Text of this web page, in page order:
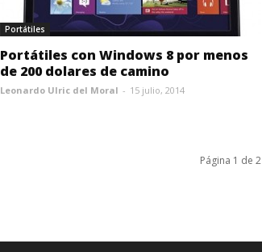
Portátiles
Portátiles con Windows 8 por menos
de 200 dolares de camino
Leonardo Ulric del Moral - 15 julio, 2014
Página 1 de 2